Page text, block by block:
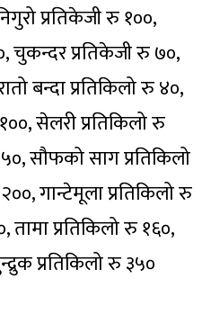
प्रतिकेजी रु १००,
चुकन्दर प्रतिकेजी रु ७०,
बन्दा प्रतिकिलो रु ४०,
सेलरी प्रतिकिलो रु
सौफको साग प्रतिकिलो
गान्टेमूला प्रतिकिलो रु
तामा प्रतिकिलो रु १६०,
प्रतिकिलो रु ३५०